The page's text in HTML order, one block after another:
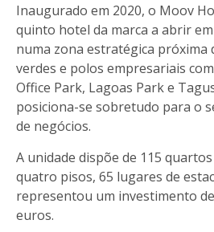
Inaugurado em 2020, o Moov
quinto hotel da marca a abrir
numa zona estratégica próxima
verdes e polos empresariais
Office Park, Lagoas Park e
posiciona-se sobretudo para o
de negócios.
A unidade dispõe de 115
quatro pisos, 65 lugares de
representou um investimento
euros.